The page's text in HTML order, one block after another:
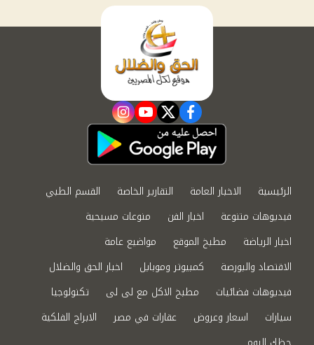
facebook
twitter
youtube
instagram
الرئيسية الاخبار العامة التقارير الخاصة
القسم الطبي
فيديوهات متنوعة
اخبار الفن
منوعات مسيحية
اخبار الرياضة
مطبخ الموقع
مواضيع عامة
الاقتصاد والبورصة
كمبيوتر وموبايل
اخبار الحق والضلال
فيديوهات فضائيات
مطبخ الاكل مع لى لى
تكنولوجيا
سيارات
اسعار وعروض عقارات في مصر
الابراج الفلكية